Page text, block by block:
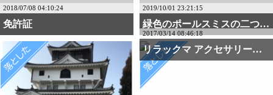
2018/07/08 04:10:24
免許証
2019/10/01 23:21:15
緑色のポールスミスの二つ・・・
2017/03/14 08:46:18
リラックマ アクセサリーポーチ